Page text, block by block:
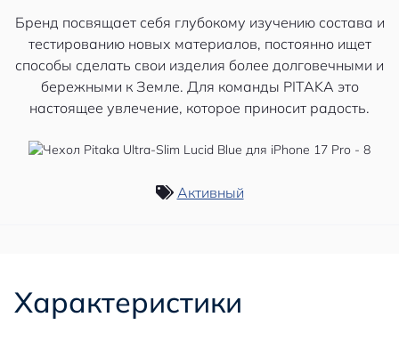
Бренд посвящает себя глубокому изучению состава и
тестированию новых материалов, постоянно ищет
способы сделать свои изделия более долговечными и
бережными к Земле. Для команды PITAKA это
настоящее увлечение, которое приносит радость.
Активный
Характеристики